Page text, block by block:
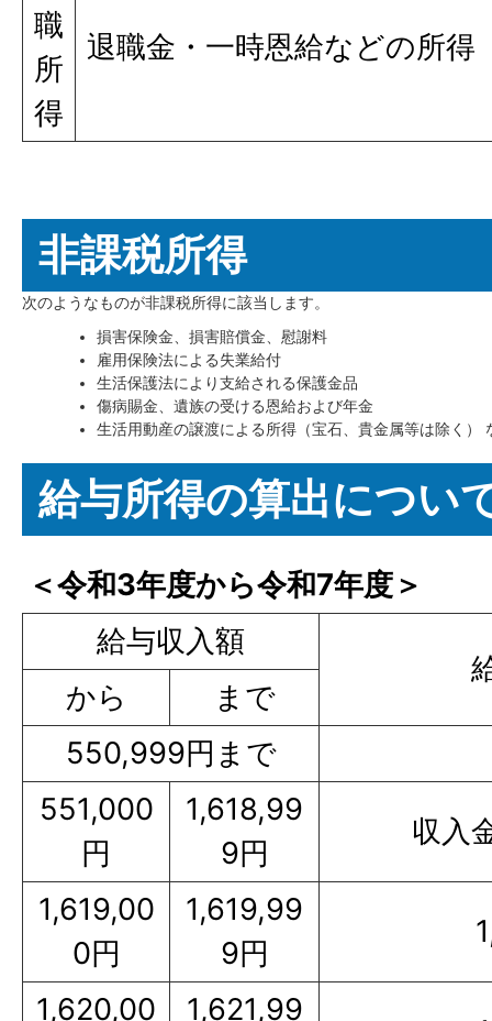
職
所
得
退職金・一時恩給などの所得
非課税所得
次のようなものが非課税所得に該当します。
損害保険金、損害賠償金、慰謝料
雇用保険法による失業給付
生活保護法により支給される保護金品
傷病賜金、遺族の受ける恩給および年金
生活用動産の譲渡による所得（宝石、貴金属等は除く）
給与所得の算出につい
＜令和3年度から令和7年度＞
給与収入額
から
まで
550,999円まで
551,000
円
1,618,99
9円
収入
1,619,00
0円
1,619,99
9円
1,620,00 1,621,99